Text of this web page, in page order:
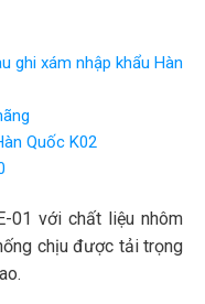
ghi xám nhập khẩu Hàn
Quốc K02
01 với chất liệu nhôm
chịu được tải trọng